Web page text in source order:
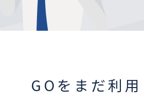
GOをまだ利